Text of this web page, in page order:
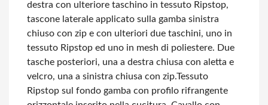
destra con ulteriore taschino in tessuto Ripstop,
tascone laterale applicato sulla gamba sinistra
chiuso con zip e con ulteriori due taschini, uno in
tessuto Ripstop ed uno in mesh di poliestere. Due
tasche posteriori, una a destra chiusa con aletta e
velcro, una a sinistra chiusa con zip.Tessuto
Ripstop sul fondo gamba con profilo rifrangente